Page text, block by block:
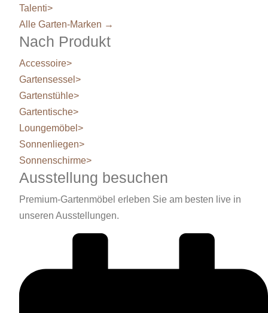
Talenti>
Alle Garten-Marken →
Nach Produkt
Accessoire>
Gartensessel >
Gartenstühle>
Gartentische>
Loungemöbel >
Sonnenliegen>
Sonnenschirme>
Ausstellung besuchen
Premium-Gartenmöbel erleben Sie am besten live in
unseren Ausstellungen.